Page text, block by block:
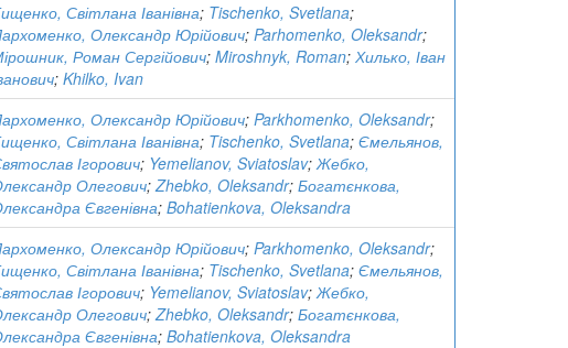
Світлана Іванівна; Tischenko, Svetlana;
Олександр Юрійович; Parhomenko, Oleksandr;
Роман Сергійович; Miroshnyk, Roman; Хилько, Іван
; Khilko, Ivan
Олександр Юрійович; Parkhomenko, Oleksandr;
Світлана Іванівна; Tischenko, Svetlana; Ємельянов,
Ігорович; Yemelianov, Sviatoslav;Жебко,
Олегович;Zhebko, Oleksandr; Богатєнкова,
Євгенівна; Bohatienkova, Oleksandra
Олександр Юрійович; Parkhomenko, Oleksandr;
Світлана Іванівна; Tischenko, Svetlana; Ємельянов,
Ігорович; Yemelianov, Sviatoslav;Жебко,
Олегович;Zhebko, Oleksandr; Богатєнкова,
Євгенівна; Bohatienkova, Oleksandra